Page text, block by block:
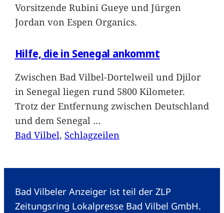
Vorsitzende Rubini Gueye und Jürgen
Jordan von Espen Organics.
Hilfe, die in Senegal ankommt
Zwischen Bad Vilbel-Dortelweil und Djilor
in Senegal liegen rund 5800 Kilometer.
Trotz der Entfernung zwischen Deutschland
und dem Senegal …
Bad Vilbel, Schlagzeilen
Bad Vilbeler Anzeiger ist teil der ZLP
Zeitungsring Lokalpresse Bad Vilbel GmbH.